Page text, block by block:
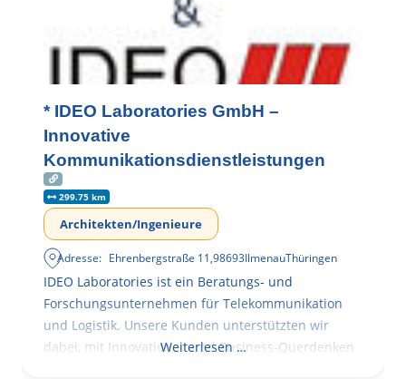
* IDEO Laboratories GmbH –
Innovative
Kommunikationsdienstleistungen
299.75 km
Architekten/Ingenieure
Adresse: Ehrenbergstraße 11,98693IlmenauThüringen
IDEO Laboratories ist ein Beratungs- und
Forschungsunternehmen für Telekommunikation
und Logistik. Unsere Kunden unterstützten wir
dabei, mit Innovationen und Business-Querdenken
Weiterlesen …